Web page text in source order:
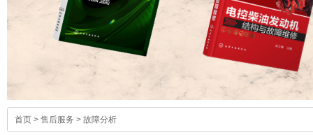
首页 > 售后服务 > 故障分析